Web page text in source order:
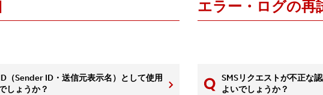
（Sender ID・送信元表示名）として使用
しょうか？
エラー・ログの再
SMSリクエストが不正な
よいでしょうか？